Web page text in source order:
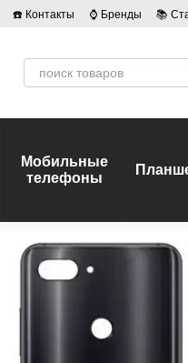
☎️ Контакты ⌚ Бренды 📚
Мобильные
телефоны